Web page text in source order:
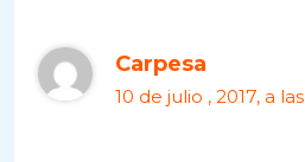
Carpesa
10 de julio , 2017, a